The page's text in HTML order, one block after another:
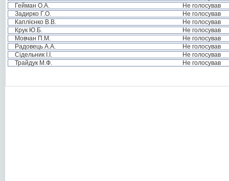
Гейман О.А.
Не голосував
Задирко Г.О.
Не голосував
Каплієнко В.В.
Не голосував
Крук Ю.Б.
Не голосував
Мовчан П.М.
Не голосував
Радовець А.А.
Не голосував
Сідельник І.І.
Не голосував
Трайдук М.Ф.
Не голосував